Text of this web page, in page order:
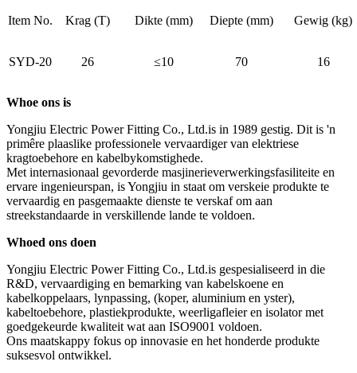
Item No. Krag (T) Dikte (mm) Diepte (mm) Gewig (kg)
SYD-20 26 ≤10 70 16
Whoe ons is
Yongjiu Electric Power Fitting Co., Ltd.is in 1989 gestig. Dit is 'n
primêre plaaslike professionele vervaardiger van elektriese
kragtoebehore en kabelbykomstighede.
Met internasionaal gevorderde masjinerieverwerkingsfasiliteite en
ervare ingenieurspan, is Yongjiu in staat om verskeie produkte te
vervaardig en pasgemaakte dienste te verskaf om aan
streekstandaarde in verskillende lande te voldoen.
Whoed ons doen
Yongjiu Electric Power Fitting Co., Ltd.is gespesialiseerd in die
R&D, vervaardiging en bemarking van kabelskoene en
kabelkoppelaars, lynpassing, (koper, aluminium en yster),
kabeltoebehore, plastiekprodukte, weerligafleier en isolator met
goedgekeurde kwaliteit wat aan ISO9001 voldoen.
Ons maatskappy fokus op innovasie en het honderde produkte
suksesvol ontwikkel.